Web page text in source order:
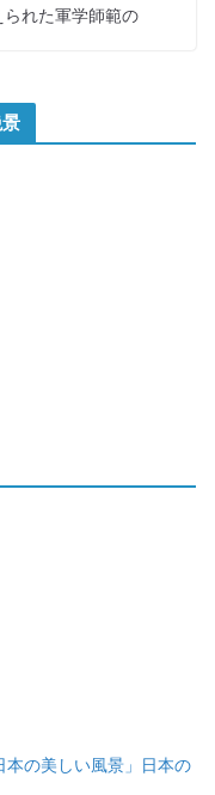
れた軍学師範の
本の美しい風景」日本の